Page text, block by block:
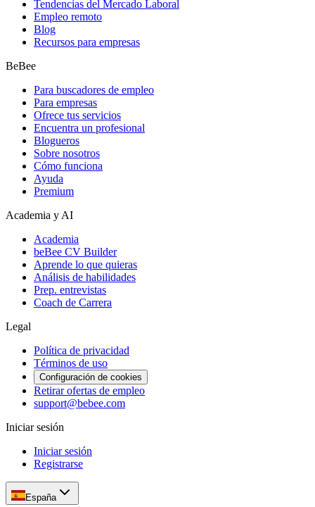
Tendencias del Mercado Laboral
Empleo remoto
Blog
Recursos para empresas
BeBee
Para buscadores de empleo
Para empresas
Ofrece tus servicios
Encuentra un profesional
Blogueros
Sobre nosotros
Cómo funciona
Ayuda
Premium
Academia y AI
Academia
beBee CV Builder
Aprende lo que quieras
Análisis de habilidades
Prep. entrevistas
Coach de Carrera
Legal
Política de privacidad
Términos de uso
Configuración de cookies
Retirar ofertas de empleo
support@bebee.com
Iniciar sesión
Iniciar sesión
Registrarse
España